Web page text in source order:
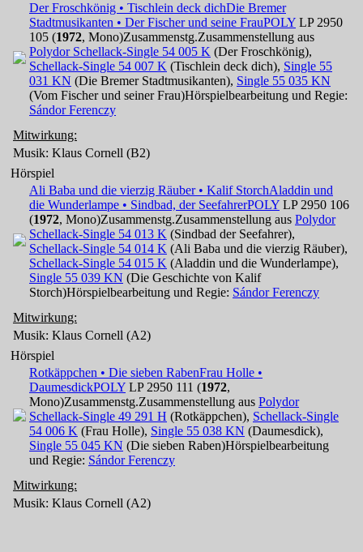
Der Froschkönig • Tischlein deck dichDie Bremer
Stadtmusikanten • Der Fischer und seine FrauPOLY LP 2950
105 (1972, Mono)Zusammenstg.Zusammenstellung aus
Polydor Schellack-Single 54 005 K (Der Froschkönig),
Schellack-Single 54 007 K (Tischlein deck dich), Single 55
031 KN (Die Bremer Stadtmusikanten), Single 55 035 KN
(Vom Fischer und seiner Frau)Hörspielbearbeitung und Regie:
Sándor Ferenczy
Mitwirkung:
Musik: Klaus Cornell (B2)
Hörspiel
Ali Baba und die vierzig Räuber • Kalif StorchAladdin und
die Wunderlampe • Sindbad, der SeefahrerPOLY LP 2950 106
(1972, Mono)Zusammenstg.Zusammenstellung aus Polydor
Schellack-Single 54 013 K (Sindbad der Seefahrer),
Schellack-Single 54 014 K (Ali Baba und die vierzig Räuber),
Schellack-Single 54 015 K (Aladdin und die Wunderlampe),
Single 55 039 KN (Die Geschichte von Kalif
Storch)Hörspielbearbeitung und Regie: Sándor Ferenczy
Mitwirkung:
Musik: Klaus Cornell (A2)
Hörspiel
Rotkäppchen • Die sieben RabenFrau Holle •
DaumesdickPOLY LP 2950 111 (1972,
Mono)Zusammenstg.Zusammenstellung aus Polydor
Schellack-Single 49 291 H (Rotkäppchen), Schellack-Single
54 006 K (Frau Holle), Single 55 038 KN (Daumesdick),
Single 55 045 KN (Die sieben Raben)Hörspielbearbeitung
und Regie: Sándor Ferenczy
Mitwirkung:
Musik: Klaus Cornell (A2)